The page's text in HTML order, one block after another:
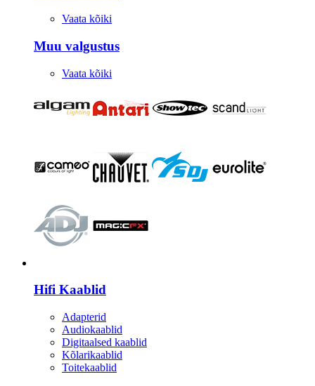
Vaata kõiki
Muu valgustus
Vaata kõiki
Hifi Kaablid
Adapterid
Audiokaablid
Digitaalsed kaablid
Kõlarikaablid
Toitekaablid